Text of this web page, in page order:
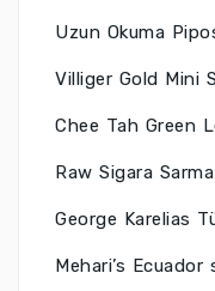
Uzun Okuma
Villiger Gold Mini
Chee Tah Green
Raw Sigara
George Karelias
Mehari’s Ecuador